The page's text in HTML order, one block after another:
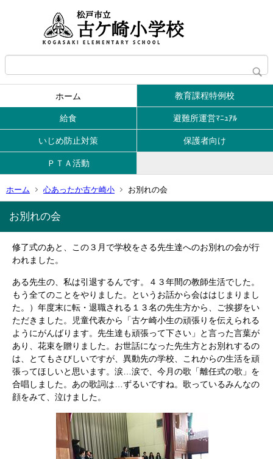
ホーム 教育課程特例校
給食 避難所運営ﾏﾆｭｱﾙ
いじめ防止対策 保護者向け
ＰＴＡ活動
ホーム 心あったか古ケ崎小 お別れの会
お別れの会
修了式のあと、この３月で学校をさる先生達へのお別れの会が行
われました。
ある先生の、私は引退するんです。４３年間の教師生活でした。
もう全てのことをやりました。というお話から会ははじまりまし
た。）年度末に転・退職される１３名の先生方から、ご挨拶をい
ただきました。児童代表から「古ケ崎小生の頑張りを伝えられる
ようにがんばります。先生達も頑張って下さい」と言った言葉が
あり、花束を贈りました。お世話になった先生方とお別れするの
は、とてもさびしいですが、異動先の学校、これからの生活を頑
張ってほしいと思います。涙…涙で、今月の歌「離任式の歌」を
合唱しました。あの歌詞は…ずるいですね。歌っているみんなの
顔をみて、泣けました。